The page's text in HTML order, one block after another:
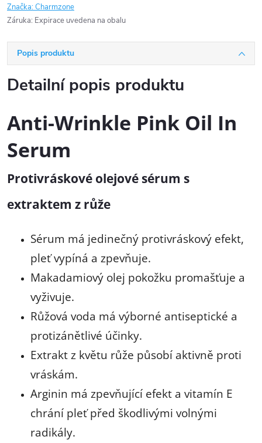
Značka:Charmzone
Záruka: Expirace uvedena na obalu
Popis produktu
Detailní popis produktu
Anti-Wrinkle Pink Oil In
Serum
Protivráskové olejové sérum s
extraktem z růže
Sérum má jedinečný protivráskový efekt,
pleť vypíná a zpevňuje.
Makadamiový olej pokožku promašťuje a
vyživuje.
Růžová voda má výborné antiseptické a
protizánětlivé účinky.
Extrakt z květu růže působí aktivně proti
vráskám.
Arginin má zpevňující efekt a vitamín E
chrání pleť před škodlivými volnými
radikály.